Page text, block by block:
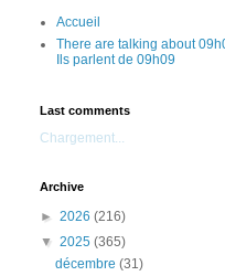
Accueil
There are talking about
Ils parlent de 09h09
Last comments
Chargement...
Archive
► 2026 (216)
▼ 2025 (365)
décembre(31)